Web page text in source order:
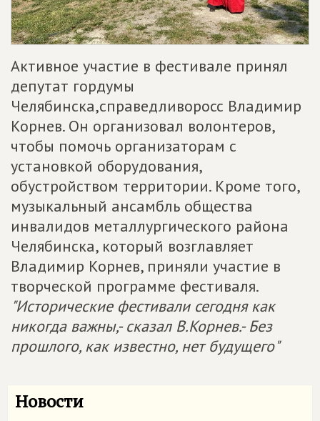
Активное участие в фестивале принял
депутат гордумы
Челябинска,справедливоросс Владимир
Корнев. Он организовал волонтеров,
чтобы помочь организаторам с
установкой оборудования,
обустройством территории. Кроме того,
музыкальный ансамбль общества
инвалидов металлургического района
Челябинска, который возглавляет
Владимир Корнев, приняли участие в
творческой программе фестиваля.
"Исторические фестивали сегодня как
никогда важны,- сказал В.Корнев.- Без
прошлого, как известно, нет будущего"
Новости